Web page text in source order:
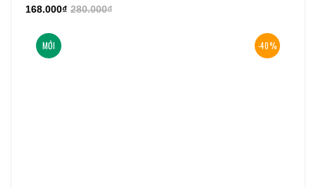
280.000₫
168.000₫
-40%
MỚI